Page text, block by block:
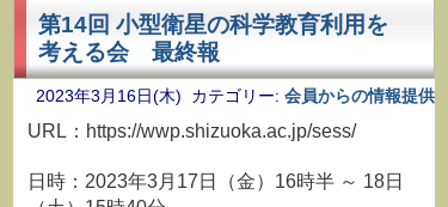
第14回 小型衛星の科学教育利用を
考える会 最終報
2023年3月16日(木) カテゴリー: 会員からの情報提供
URL：https://wwp.shizuoka.ac.jp/sess/
日時：2023年3月17日（金）16時半 ～ 18日